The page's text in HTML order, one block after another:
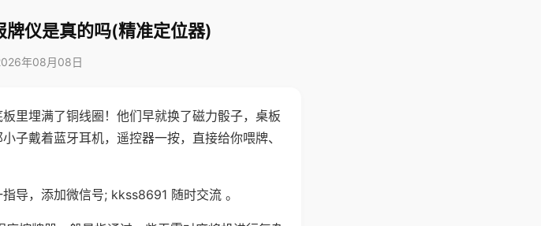
仪是真的吗(精准定位器)
年08月08日
里埋满了铜线圈！他们早就换了磁力骰子，桌板
子戴着蓝牙耳机，遥控器一按，直接给你喂牌、
导，添加微信号; kkss8691 随时交流 。